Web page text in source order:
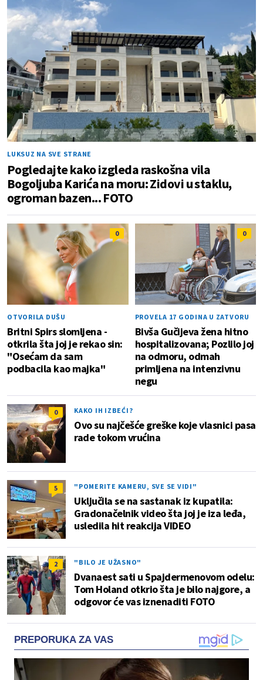
LUKSUZ NA SVE STRANE
Pogledajte kako izgleda raskošna vila
Bogoljuba Karića na moru: Zidovi u staklu,
ogroman bazen... FOTO
0
OTVORILA DUŠU
Britni Spirs slomljena -
otkrila šta joj je rekao sin:
"Osećam da sam
podbacila kao majka"
0
PROVELA 17 GODINA U ZATVORU
Bivša Gučijeva žena hitno
hospitalizovana; Pozlilo joj
na odmoru, odmah
primljena na intenzivnu
negu
0 KAKO IH IZBEĆI?
Ovo su najčešće greške koje vlasnici pasa
rade tokom vrućina
5 "POMERITE KAMERU, SVE SE VIDI"
Uključila se na sastanak iz kupatila:
Gradonačelnik video šta joj je iza leđa,
usledila hit reakcija VIDEO
2 "BILO JE UŽASNO"
Dvanaest sati u Spajdermenovom odelu:
Tom Holand otkrio šta je bilo najgore, a
odgovor će vas iznenaditi FOTO
PREPORUKA ZA VAS